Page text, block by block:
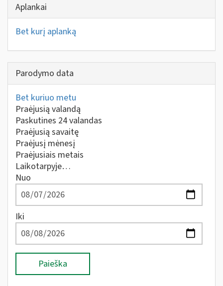
Aplankai
Bet kurį aplanką
Parodymo data
Bet kuriuo metu
Praėjusią valandą
Paskutines 24 valandas
Praėjusią savaitę
Praėjusį mėnesį
Praėjusiais metais
Laikotarpyje…
Nuo
Iki
Paieška